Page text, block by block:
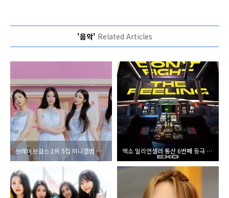
'음악' Related Articles
브레이브걸스 1위 5집 미니앨범 썸머 퀸 음원차트 돌풍 타이틀곡 치맛바람 뮤직비디오 공개 하루만에 1300만 돌파 정주행도 인기 실감 컴백 쇼케이스 뮤직뱅크 무대 영상 엑소 밀리언셀러 통산 6번째 등극 스페셜 앨범 ‘DON’T FIGHT THE FEELING’(돈트 파이트 더 필링)100만장 판매 뮤직비디오 비하인드 영상